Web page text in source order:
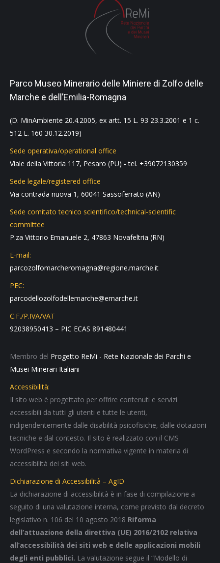
Parco Museo Minerario delle Miniere di Zolfo delle
Marche e dell’Emilia-Romagna
(D. MinAmbiente 20.4.2005, ex artt. 15 L. 93 23.3.2001 e 1 c.
512 L. 160 30.12.2019)
Sede operativa/operational office
Viale della Vittoria 117, Pesaro (PU) - tel. +39072130359
Sede legale/registered office
Via contrada nuova 1, 60041 Sassoferrato (AN)
Sede comitato tecnico scientifico/technical-scientific
committee
P.za Vittorio Emanuele 2, 47863 Novafeltria (RN)
E-mail:
parcozolfomarcheromagna@regione.marche.it
PEC:
parcodellozolfodellemarche@emarche.it
C.F./P.IVA/VAT
92038950413 – PIC ECAS 891480441
Membro del Progetto ReMi - Rete Nazionale dei Parchi e
Musei Minerari Italiani
Accessibilità:
Il sito web è progettato per offrire contenuti e servizi
accessibili da tutti gli utenti e tutte le utenti,
indipendentemente dalle disabilità psicofisiche, dalle dotazioni
tecniche e dal contesto. Il sito è realizzato con il CMS
WordPress e secondo la normativa vigente in materia di
accessibilità dei siti web.
Dichiarazione di Accessibilità – AgID
La dichiarazione di accessibilità è in fase di compilazione a
seguito di una valutazione interna, come previsto dal decreto
legislativo n. 106 del 10 agosto 2018 Riforma
dell’attuazione della direttiva (UE) 2016/2102 relativa
all’accessibilità dei siti web e delle applicazioni mobili
degli enti pubblici. La valutazione segue il “Modello di